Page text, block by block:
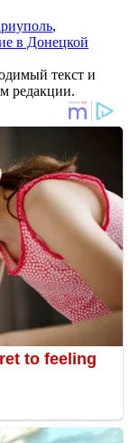
,
в Донецкой
текст и
редакции.